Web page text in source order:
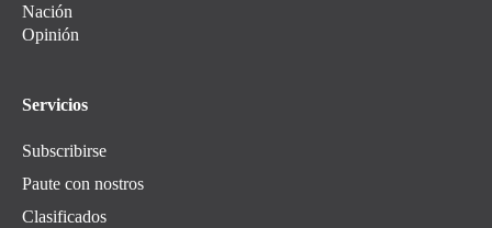
Nación
Opinión
Servicios
Subscribirse
Paute con nostros
Clasificados